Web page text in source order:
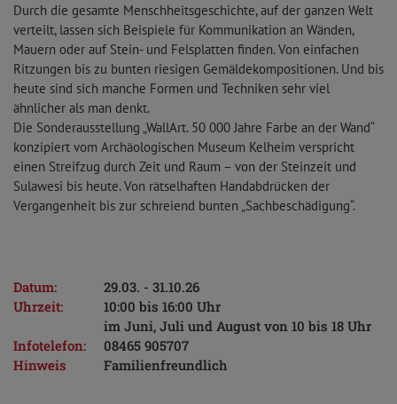
Durch die gesamte Menschheitsgeschichte, auf der ganzen Welt
verteilt, lassen sich Beispiele für Kommunikation an Wänden,
Mauern oder auf Stein- und Felsplatten finden. Von einfachen
Ritzungen bis zu bunten riesigen Gemäldekompositionen. Und bis
heute sind sich manche Formen und Techniken sehr viel
ähnlicher als man denkt.
Die Sonderausstellung „WallArt. 50 000 Jahre Farbe an der Wand“
konzipiert vom Archäologischen Museum Kelheim verspricht
einen Streifzug durch Zeit und Raum – von der Steinzeit und
Sulawesi bis heute. Von rätselhaften Handabdrücken der
Vergangenheit bis zur schreiend bunten „Sachbeschädigung“.
Datum:
29.03. - 31.10.26
Uhrzeit:
10:00 bis 16:00 Uhr
im Juni, Juli und August von 10 bis 18 Uhr
Infotelefon:
08465 905707
Hinweis
Familienfreundlich